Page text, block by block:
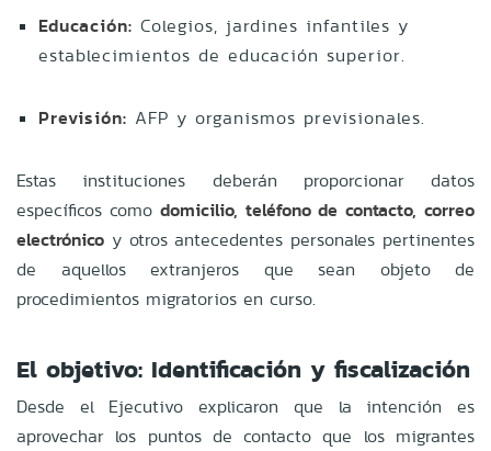
Educación: Colegios, jardines infantiles y
establecimientos de educación superior.
Previsión: AFP y organismos previsionales.
Estas instituciones deberán proporcionar datos
específicos como domicilio, teléfono de contacto, correo
electrónico y otros antecedentes personales pertinentes
de aquellos extranjeros que sean objeto de
procedimientos migratorios en curso.
El objetivo: Identificación y fiscalización
Desde el Ejecutivo explicaron que la intención es
aprovechar los puntos de contacto que los migrantes